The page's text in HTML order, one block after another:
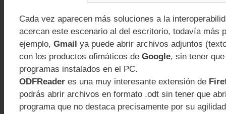
Cada vez aparecen más soluciones a la
acercan este escenario al del escritorio, todavía más
ejemplo, Gmail ya puede abrir archivos adjuntos
con los productos ofimáticos de Google, sin tener
programas instalados en el PC.
ODFReader es una muy interesante extensión de
podrás abrir archivos en formato .odt sin tener que
programa que no destaca precisamente por su